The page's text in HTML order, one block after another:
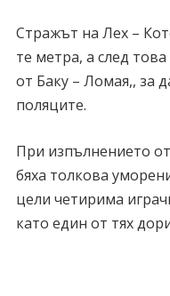
Стражът на Лех –
те метра, а след
от Баку – Ломая,, за
поляците.
При изпълнението
бяха толкова
цели четирима
като един от тях